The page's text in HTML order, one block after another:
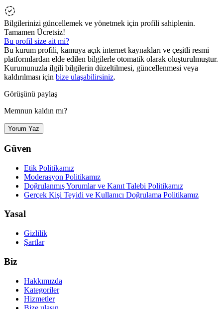
Bilgilerinizi güncellemek ve yönetmek için profili sahiplenin.
Tamamen Ücretsiz!
Bu profil size ait mi?
Bu kurum profili, kamuya açık internet kaynakları ve çeşitli resmi
platformlardan elde edilen bilgilerle otomatik olarak oluşturulmuştur.
Kurumunuzla ilgili bilgilerin düzeltilmesi, güncellenmesi veya
kaldırılması için bize ulaşabilirsiniz.
Görüşünü paylaş
Memnun kaldın mı?
Yorum Yaz
Güven
Etik Politikamız
Moderasyon Politikamız
Doğrulanmış Yorumlar ve Kanıt Talebi Politikamız
Gerçek Kişi Teyidi ve Kullanıcı Doğrulama Politikamız
Yasal
Gizlilik
Şartlar
Biz
Hakkımızda
Kategoriler
Hizmetler